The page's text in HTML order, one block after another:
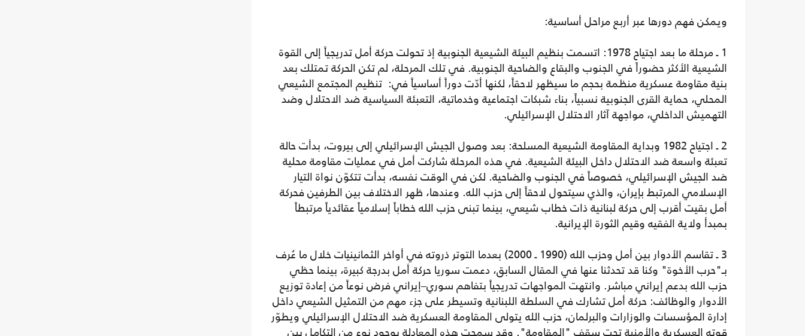
ويمكن فهم دورها عبر أربع مراحل أساسية:
1 ـ مرحلة ما بعد اجتياح 1978: اتسمت بنظيم البيئة الشيعية الجنوبية إذ تحولت حركة أمل تدريجياً إلى القوة
الشيعية الأكثر حضوراً في الجنوب والبقاع والضاحية الجنوبية. في تلك المرحلة، لم تكن الحركة تمتلك بعد
بنية مقاومة عسكرية منظمة بحجم ما سيظهر لاحقاً، لكنها أدّت دوراً أساسياً في: تنظيم المجتمع الشيعي
المحلي، حماية القرى الجنوبية نسبياً، بناء شبكات اجتماعية وخدماتية، التعبئة السياسية ضد الاحتلال وضد
التهميش الداخلي، مواجهة آثار الاحتلال الإسرائيلي.
2 ـ اجتياح 1982 وبداية المقاومة الشيعية المسلحة: بعد وصول الجيش الإسرائيلي إلى بيروت، بدأت حالة
تعبئة واسعة ضد الاحتلال داخل البيئة الشيعية. في هذه المرحلة شاركت أمل في عمليات مقاومة محلية
ضد الجيش الإسرائيلي، خصوصاً في الجنوب والضاحية. لكن في الوقت نفسه، بدأت تتكوّن نواة التيار
الإسلامي المرتبط بإيران، والذي سيتحول لاحقاً إلى حزب الله. وعندها، ظهر الاختلاف بين الطرفين فحركة
أمل بقيت أقرب إلى حركة لبنانية ذات خطاب شيعي، بينما تبنى حزب الله خطاباً إسلامياً عقائدياً مرتبطاً
بمبدأ ولاية الفقيه وقيم الثورة الإيرانية.
3 ـ تقاسم الأدوار بين أمل وحزب الله (1990 ـ 2000) بعدما التوتر ذروته في أواخر الثمانينيات خلال ما عُرف
بـ"حرب الأخوة" وكنا قد تحدثنا عنها في المقال السابق، دعمت سوريا حركة أمل بدرجة كبيرة، بينما حظي
حزب الله بدعم إيراني مباشر. وانتهت المواجهات تدريجياً بتفاهم سوري–إيراني فرض نوعاً من إعادة توزيع
الأدوار والوظائف: حركة أمل تشارك في السلطة اللبنانية وتسيطر على جزء مهم من التمثيل الشيعي داخل
إدارة المؤسسات والوزارات والبرلمان، حزب الله يتولى المقاومة العسكرية ضد الاحتلال الإسرائيلي ويطوّر
قوته العسكرية والأمنية تحت سقف "المقاومة". وقد سمحت هذه المعادلة بوجود نوع من التكامل بين